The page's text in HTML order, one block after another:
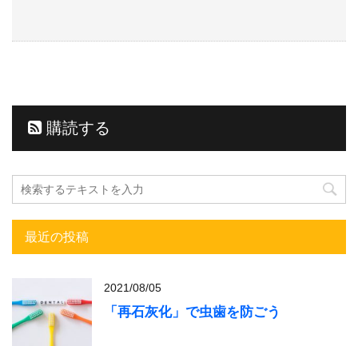
購読する
最近の投稿
2021/08/05
「再石灰化」で虫歯を防ごう